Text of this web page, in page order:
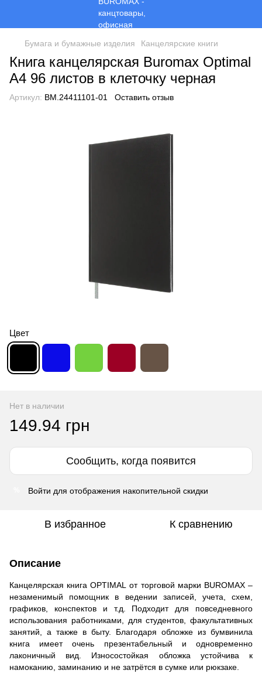
Бумага и бумажные изделия Канцелярские книги
Книга канцелярская Buromax Optimal
А4 96 листов в клеточку черная
Артикул: BM.24411101-01 Оставить отзыв
Цвет
Нет в наличии
149.94 грн
Сообщить, когда появится
Войти для отображения накопительной скидки
В избранное К сравнению
Описание
Канцелярская книга OPTIMAL от торговой марки BUROMAX –
незаменимый помощник в ведении записей, учета, схем,
графиков, конспектов и т.д. Подходит для повседневного
использования работниками, для студентов, факультативных
занятий, а также в быту. Благодаря обложке из бумвинила
книга имеет очень презентабельный и одновременно
лаконичный вид. Износостойкая обложка устойчива к
намоканию, заминанию и не затрётся в сумке или рюкзаке.